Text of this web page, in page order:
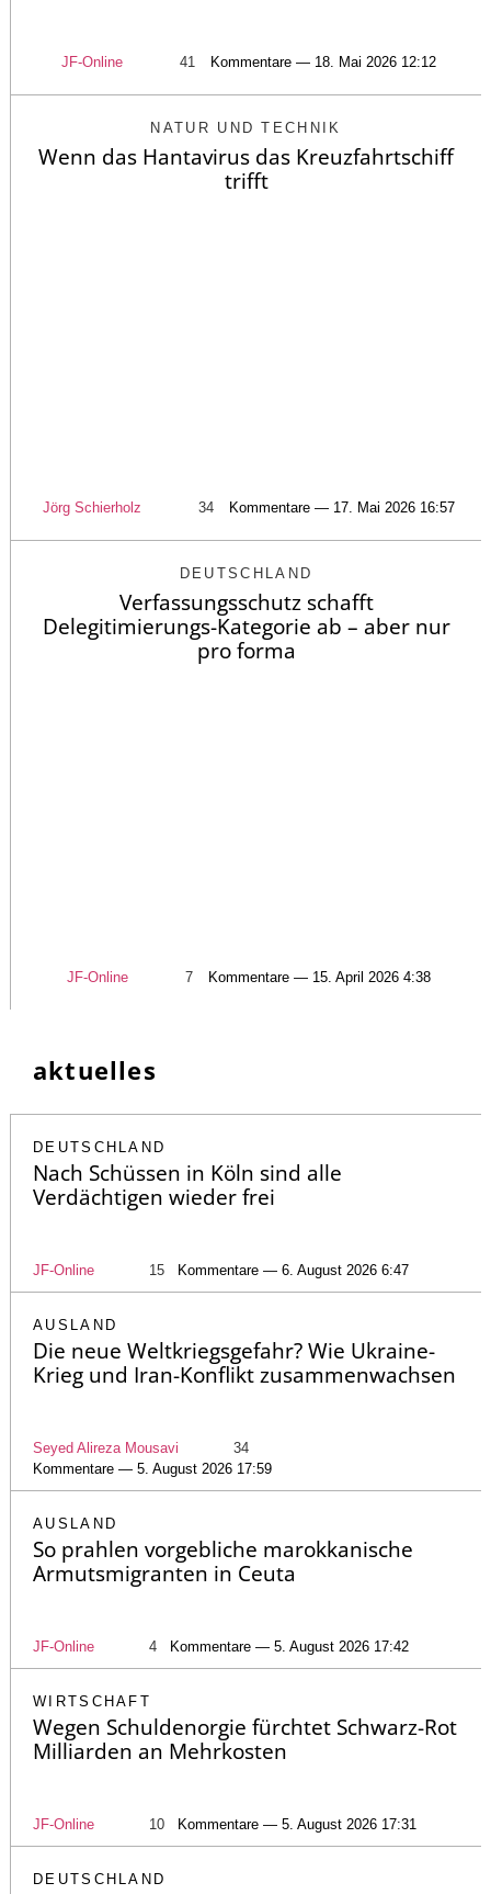
JF-Online 41 Kommentare — 18. Mai 2026 12:12
NATUR UND TECHNIK
Wenn das Hantavirus das Kreuzfahrtschiff
trifft
Jörg Schierholz 34 Kommentare — 17. Mai 2026 16:57
DEUTSCHLAND
Verfassungsschutz schafft
Delegitimierungs-Kategorie ab – aber nur
pro forma
JF-Online 7 Kommentare — 15. April 2026 4:38
aktuelles
DEUTSCHLAND
Nach Schüssen in Köln sind alle
Verdächtigen wieder frei
JF-Online 15 Kommentare — 6. August 2026 6:47
AUSLAND
Die neue Weltkriegsgefahr? Wie Ukraine-
Krieg und Iran-Konflikt zusammenwachsen
Seyed Alireza Mousavi
34
Kommentare — 5. August 2026 17:59
AUSLAND
So prahlen vorgebliche marokkanische
Armutsmigranten in Ceuta
JF-Online 4 Kommentare — 5. August 2026 17:42
WIRTSCHAFT
Wegen Schuldenorgie fürchtet Schwarz-Rot
Milliarden an Mehrkosten
JF-Online 10 Kommentare — 5. August 2026 17:31
DEUTSCHLAND